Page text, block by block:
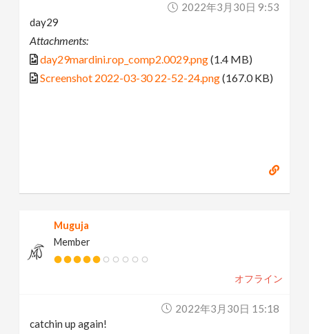
2022年3月30日 9:53
day29
Attachments:
day29mardini.rop_comp2.0029.png(1.4 MB)
Screenshot 2022-03-30 22-52-24.png(167.0 KB)
Muguja
Member
オフライン
2022年3月30日 15:18
catchin up again!